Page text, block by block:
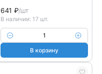
641 ₽/шт
В наличии: 17 шт.
В корзину